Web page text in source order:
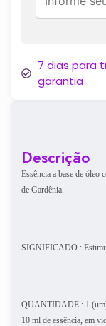
Descrição
Essência a base de óleo
de Gardênia.
SIGNIFICADO :
QUANTIDADE : 1
10 ml de essência, em
7 dias para
garantia